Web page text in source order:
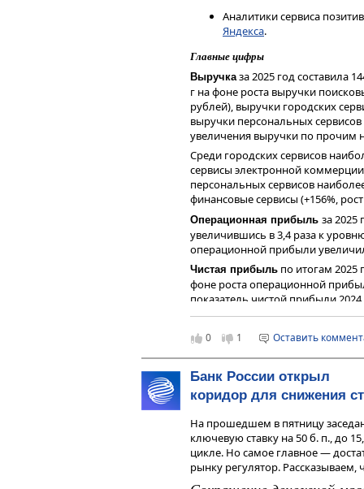
Аналитики сервиса
ситуацией в отрасли и по-
непривлекательными для
Чтобы инвестировать в акции
сервисеГазпромбанк Инвестиции
Читайте последние новости и
—Газпромбанк Инвестиции
Дисклеймер
Данный справочный и
исключительно в
финансовых инструментов,
мнения, сформированного в
являются и не могут
получения дохода от
инструменты. Не является
индивидуальной
финансовых инструментов.
Аналитики сервиса
Яндекса.
Главные цифры
Выручказа 2025 год составила
г на фоне роста выручки
рублей), выручки городских
выручки персональных
увеличения выручки по прочим
Среди городских сервисов
сервисы электронной
персональных сервисов
финансовые сервисы (+156%,
Операционная прибыль за 2025
увеличившись в 3,4 раза к
операционной прибыли
Чистая прибыль по итогам 2025
фоне роста операционной
показатель чистой прибыли
Скорректированная чистая
продемонстрировав рост на 40%
Скорректированный чистый
составил 47,7 млрд рублей, а
скорректированного чистого
EBITDA (прибыли до налогов,
Прогноз на 2026 год
Компания прогнозирует рост
скорректированный показатель
25% к уровню 2025 года).
0 1 Оставить
Банк России открыл
коридор для снижения
На прошедшем в пятницу
ключевую ставку на 50 б. п., до
цикле. Но самое главное —
рынку регулятор. Рассказываем,